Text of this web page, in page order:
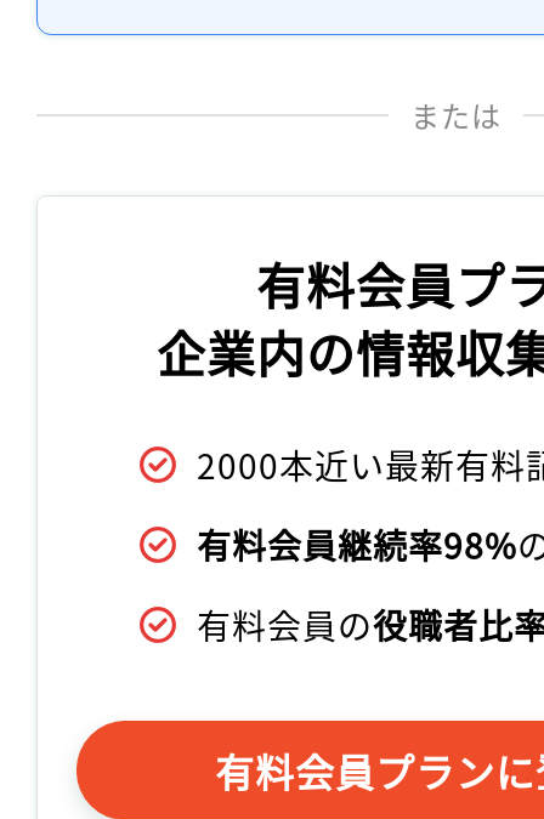
または
有料会員プ
企業内の情報収
2000本近い最新有料
有料会員継続率98%
有料会員の役職者比
有料会員プラン